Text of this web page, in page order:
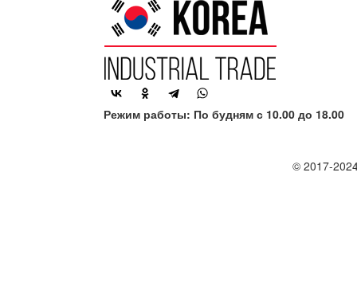
Режим работы: По будням с 10.00 до 18.00
© 2017-